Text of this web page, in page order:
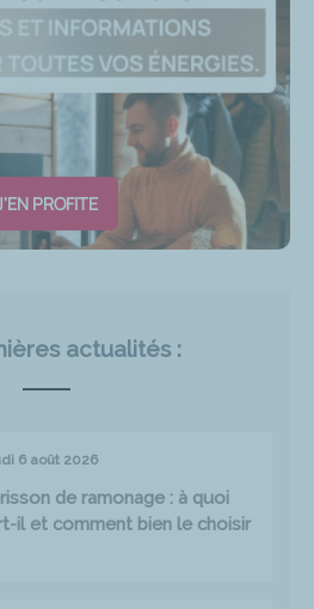
PROFITE
actualités :
6 août 2026
de ramonage : à quoi
il et comment bien le choisir